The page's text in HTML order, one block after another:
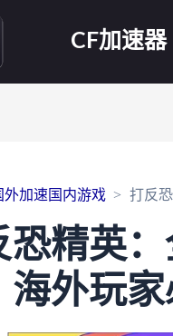
CF加速器
外加速国内游戏 打反
恐精英
海外玩